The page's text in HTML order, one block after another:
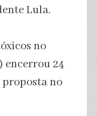
Lula.
no
encerrou 24
no